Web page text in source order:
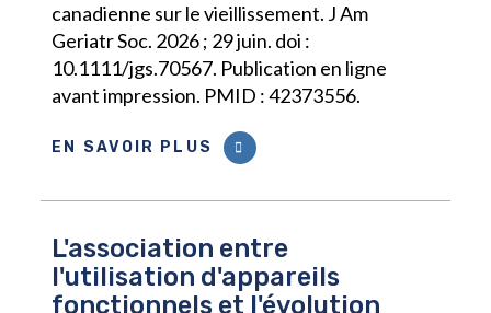
canadienne sur le vieillissement. J Am
Geriatr Soc. 2026 ; 29 juin. doi :
10.1111/jgs.70567. Publication en ligne
avant impression. PMID : 42373556.
EN SAVOIR PLUS
L'association entre
l'utilisation d'appareils
fonctionnels et l'évolution